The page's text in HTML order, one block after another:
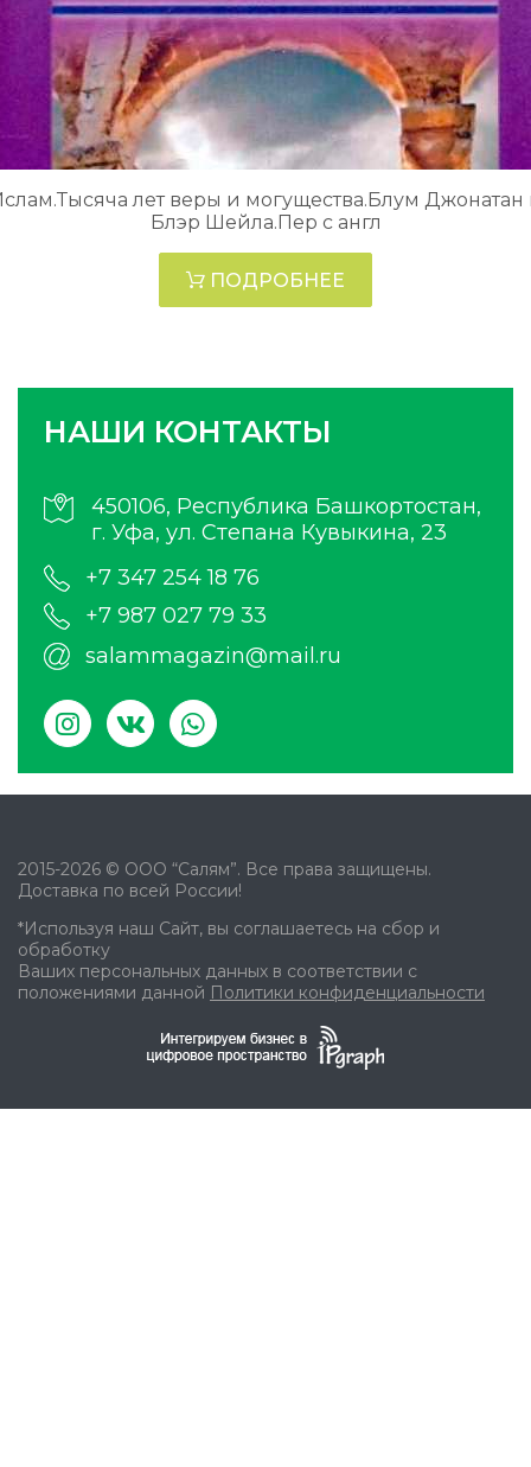
лет веры и могущества.Блум Джонатан
Блэр Шейла.Пер с англ
ПОДРОБНЕЕ
НАШИ КОНТАКТЫ
450106, Республика Башкортостан,
г. Уфа, ул. Степана Кувыкина, 23
+7 347 254 18 76
+7 987 027 79 33
salammagazin@mail.ru
2015-2026 © ООО “Салям”. Все права защищены.
Доставка по всей России!
*Используя наш Сайт, вы соглашаетесь на сбор и
обработку
Ваших персональных данных в соответствии с
положениями данной Политики конфиденциальности